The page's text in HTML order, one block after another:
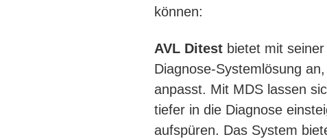
können:
AVL Ditest bietet mit
Diagnose-Systemlösung
anpasst. Mit MDS lassen
tiefer in die Diagnose
aufspüren. Das System